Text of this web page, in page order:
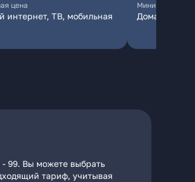
цена
интернет, ТВ, мобильная
Минимальная
Домашний
- 99. Вы можете выбрать
тариф, учитывая